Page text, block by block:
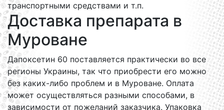
транспортными средствами и т.п.
Доставка препарата в
Муроване
Дапоксетин 60 поставляется практически во все
регионы Украины, так что приобрести его можно
без каких-либо проблем и в Муроване. Оплата
может осуществляться разными способами, в
зависимости от пожеланий заказчика. Упаковка